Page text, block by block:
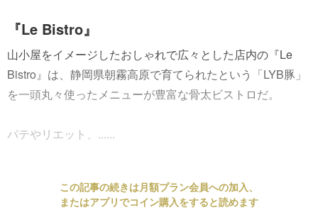
『Le Bistro』
山小屋をイメージしたおしゃれで広々とした店内の『Le
Bistro』は、静岡県朝霧高原で育てられたという「LYB豚」
を一頭丸々使ったメニューが豊富な骨太ビストロだ。
パテやリエット、......
この記事の続きは月額プラン会員への加入、
またはアプリでコイン購入をすると読めます